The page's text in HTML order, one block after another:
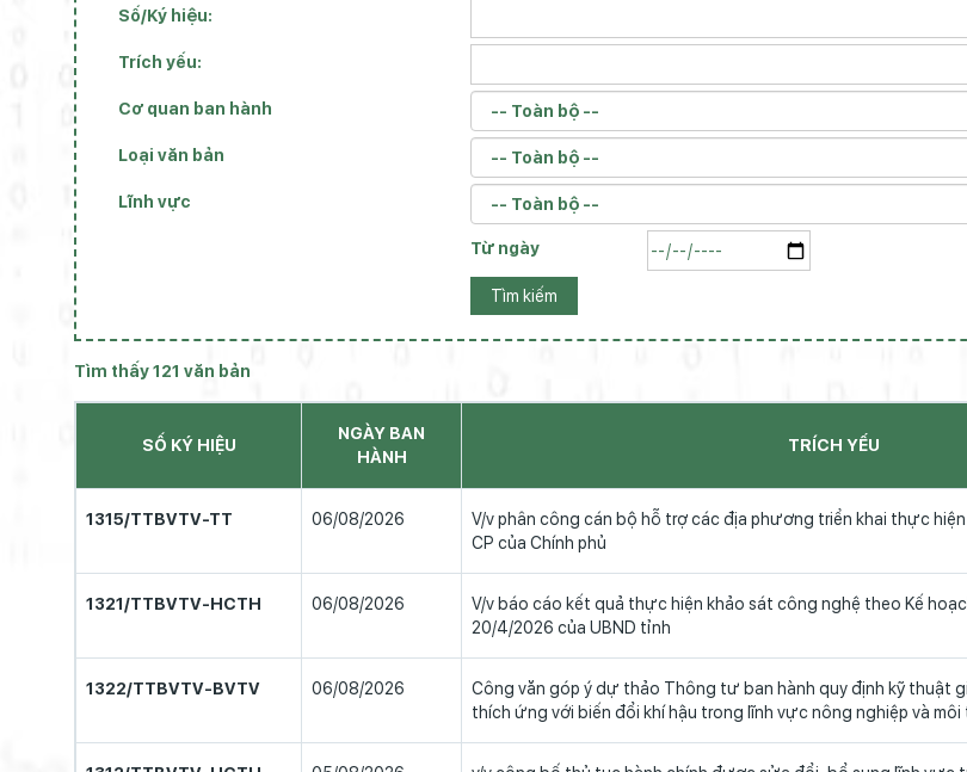
Số/Ký hiệu:
Trích yếu:
Cơ quan ban hành
Loại văn bản
Lĩnh vực
Từ ngày
Tìm kiếm
Tìm thấy 121 văn bản
SỐ KÝ HIỆU
NGÀY BAN
HÀNH
TRÍCH YẾU
1315/TTBVTV-TT 06/08/2026
V/v phân công cán bộ hỗ trợ các địa phương triển khai thực
CP của Chính phủ
1321/TTBVTV-HCTH 06/08/2026
V/v báo cáo kết quả thực hiện khảo sát công nghệ theo Kế
20/4/2026 của UBND tỉnh
1322/TTBVTV-BVTV 06/08/2026
Công văn góp ý dự thảo Thông tư ban hành quy định kỹ thuật
thích ứng với biến đổi khí hậu trong lĩnh vực nông nghiệp và